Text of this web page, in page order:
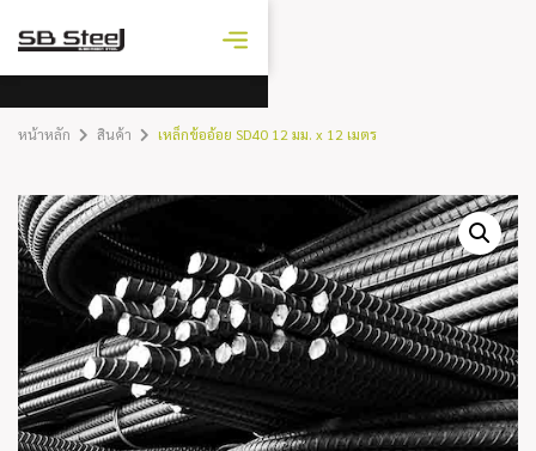
ราคาเหล็ก
หน้าหลัก สินค้า เหล็กข้ออ้อย SD40 12 มม. x 12 เมตร